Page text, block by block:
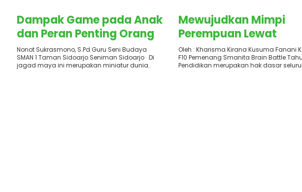
Dampak Game pada Anak
dan Peran Penting Orang
Tua
Nonot Sukrasmono, S.Pd Guru Seni Budaya
SMAN 1 Taman Sidoarjo Seniman Sidoarjo Di
jagad maya ini merupakan miniatur dunia..
Mewujudkan Mimpi
Perempuan Lewat
Pendidikan Inklusif
Berkeadilan
Oleh : Kharisma Kirana Kusuma Fanani
F10 Pemenang Smanita Brain Battle
Pendidikan merupakan hak dasar